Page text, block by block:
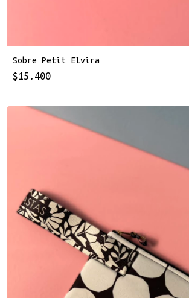
Sobre Petit Elvira
$15.400